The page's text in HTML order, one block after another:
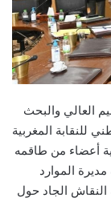
بمقر وزارة التعليم العالي والبحث
للنقابة المغربية
أعضاء من طاقمه
الموارد
النقاش الجاد حول